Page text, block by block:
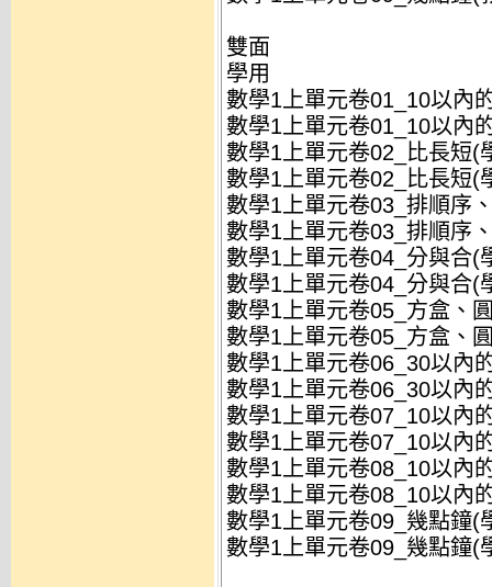
雙面
學用
數學1上單元卷01_10以內
數學1上單元卷01_10以內
數學1上單元卷02_比長短(
數學1上單元卷02_比長短(
數學1上單元卷03_排順序
數學1上單元卷03_排順序
數學1上單元卷04_分與合(
數學1上單元卷04_分與合(
數學1上單元卷05_方盒、
數學1上單元卷05_方盒、
數學1上單元卷06_30以內
數學1上單元卷06_30以內
數學1上單元卷07_10以內
數學1上單元卷07_10以內
數學1上單元卷08_10以內
數學1上單元卷08_10以內
數學1上單元卷09_幾點鐘(
數學1上單元卷09_幾點鐘(